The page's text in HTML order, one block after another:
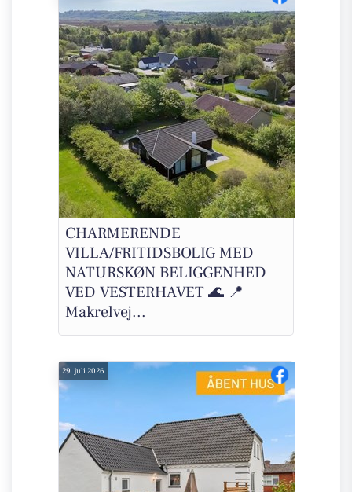
CHARMERENDE
VILLA/FRITIDSBOLIG MED
NATURSKØN BELIGGENHED
VED VESTERHAVET 🌊 📍
Makrelvej...
29. juli 2026